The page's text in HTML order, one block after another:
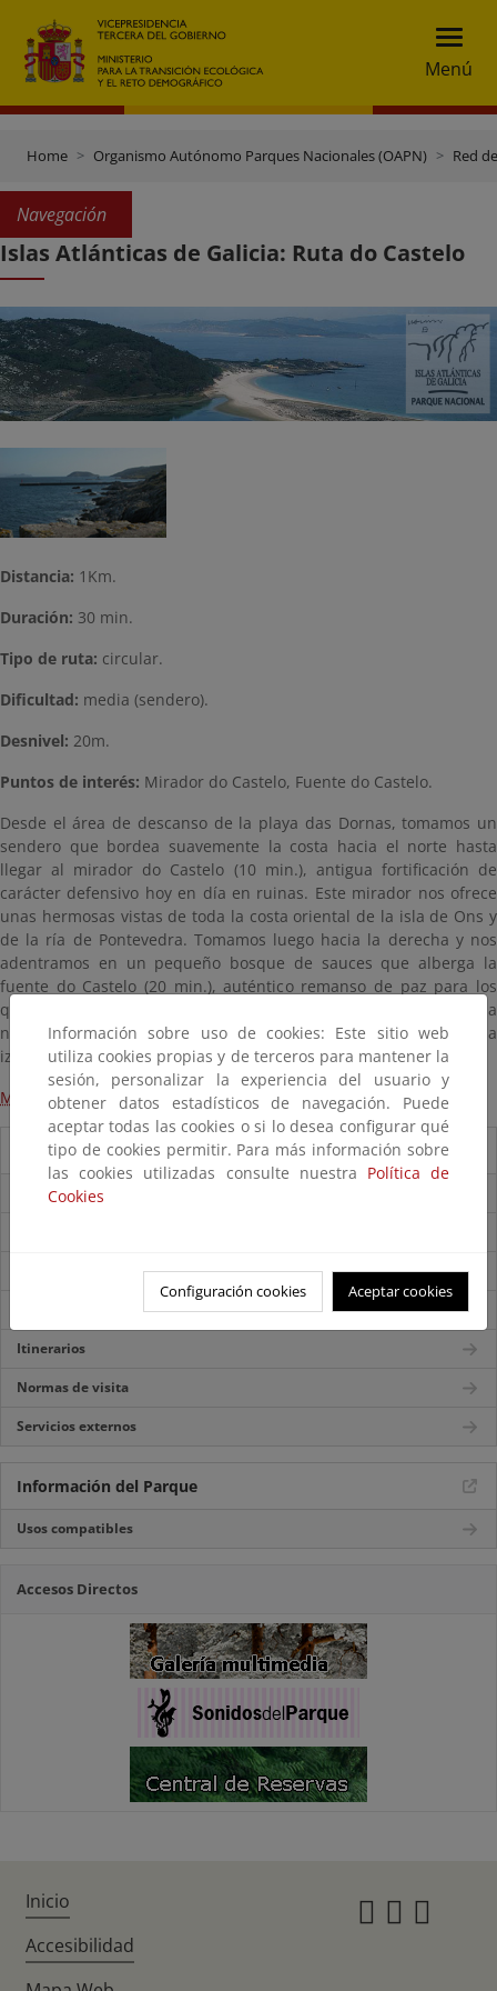
Menú
Home Organismo Autónomo Parques Nacionales (OAPN) Red
Navegación
Islas Atlánticas de Galicia: Ruta do Castelo
Distancia: 1Km.
Duración: 30 min.
Tipo de ruta: circular.
Dificultad: media (sendero).
Desnivel: 20m.
Puntos de interés: Mirador do Castelo, Fuente do Castelo.
Desde el área de descanso de la playa das Dornas, tomamos un
sendero que bordea suavemente la costa hacia el norte hasta
llegar al mirador do Castelo (10 min.), antigua fortificación de
carácter defensivo hoy en día en ruinas. Este mirador nos ofrece
unas hermosas vistas de toda la costa oriental de la isla de Ons y
de la ría de Pontevedra. Tomamos luego hacia la derecha y nos
adentramos en un pequeño bosque de sauces que alberga la
fuente do Castelo (20 min.), auténtico remanso de paz para los
que gustan disfrutar de una buena sombra y el silencio de la
naturaleza. De ahí saldremos a la pista de Melide que hacia la
izquierda nos conduce de nuevo al pueblo.
Mapa de los itinerarios de Ons
Guía del visitante
Folleto del parque
Centros de visitantes
Itinerarios
Normas de visita
Servicios externos
Información del Parque
Usos compatibles
Accesos Directos
Información sobre uso de cookies: Este sitio web
utiliza cookies propias y de terceros para mantener la
sesión, personalizar la experiencia del usuario y
obtener datos estadísticos de navegación. Puede
aceptar todas las cookies o si lo desea configurar qué
tipo de cookies permitir. Para más información sobre
las cookies utilizadas consulte nuestra Política de
Cookies
Configuración cookies Aceptar cookies
Inicio
Accesibilidad